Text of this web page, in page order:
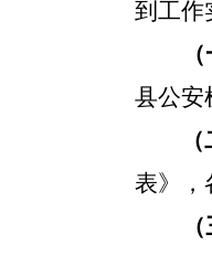
到工作
县公安
表》，